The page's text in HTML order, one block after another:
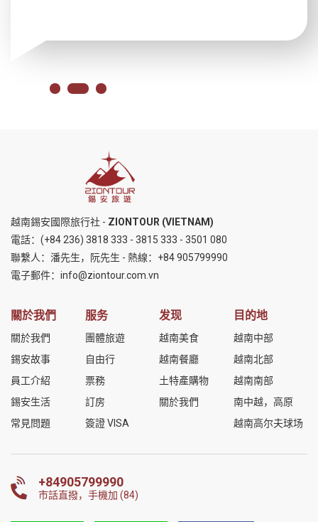
越南錫安國際旅行社 - ZIONTOUR (VIETNAM)
電話： (+84 236) 3818 333 - 3815 333 - 3501 080
聯繫人：潘先生，阮先生 - 熱線： +84 905799990
電子郵件： info@ziontour.com.vn
關於我們
關於我們
錫安故事
員工介紹
錫安生活
常見問題
服务
團體旅遊
自由行
票務
訂房
簽證 VISA
发现
越南美食
越南餐廳
土特產購物
關於我們
目的地
越南中部
越南北部
越南南部
南中越，高原
越南高尔夫球场
+84905799990
市話直撥，手機加 (84)